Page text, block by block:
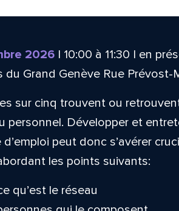
2026| 10:00 à 11:30 | en
du Grand Genève Rue Prévost-
sur cinq trouvent ou
personnel. Développer et
d’emploi peut donc s’avérer
les points suivants:
qu’est le réseau